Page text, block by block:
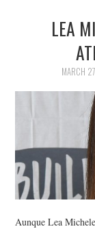
LEA
MARCH
Aunque Lea